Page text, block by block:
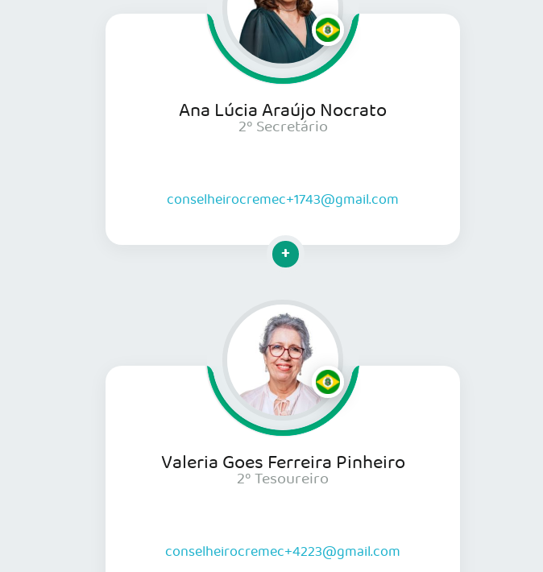
Ana Lúcia Araújo Nocrato
2º Secretário
conselheirocremec+1743@gmail.com
Clique para mais informações
Valeria Goes Ferreira Pinheiro
2º Tesoureiro
conselheirocremec+4223@gmail.com